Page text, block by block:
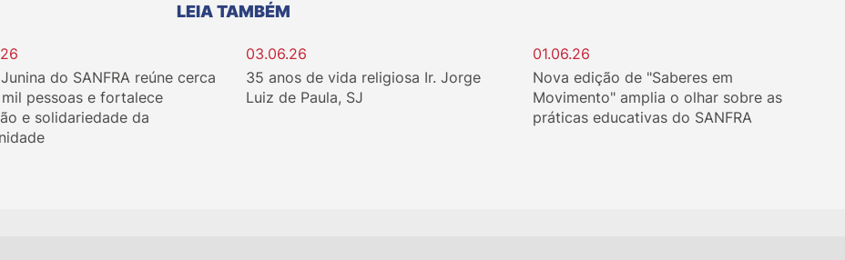
LEIA TAMBÉM
do SANFRA reúne cerca
pessoas e fortalece
e solidariedade da
03.06.26
35 anos de vida religiosa Ir. Jorge
Luiz de Paula, SJ
01.06.26
Nova edição de "Saberes em
Movimento" amplia o olhar sobre as
práticas educativas do SANFRA